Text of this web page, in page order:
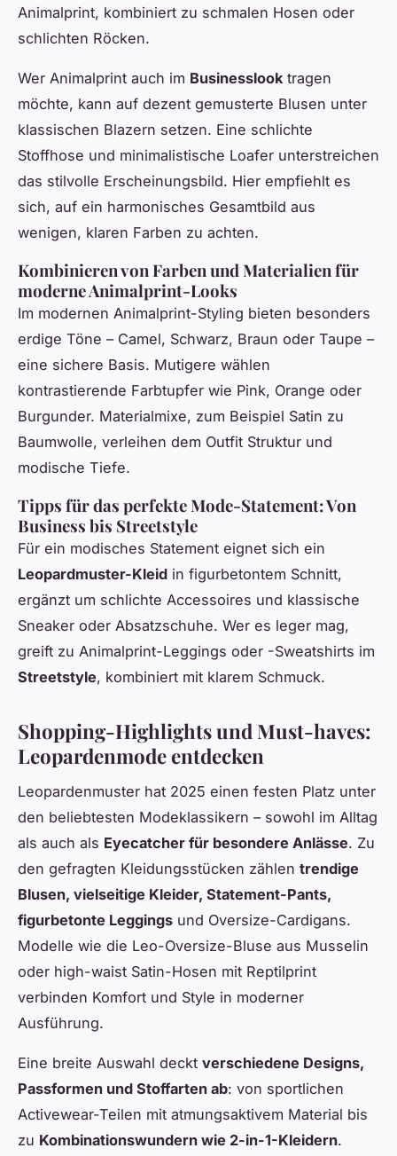
Animalprint, kombiniert zu schmalen Hosen oder
schlichten Röcken.
Wer Animalprint auch im Businesslook tragen
möchte, kann auf dezent gemusterte Blusen unter
klassischen Blazern setzen. Eine schlichte
Stoffhose und minimalistische Loafer unterstreichen
das stilvolle Erscheinungsbild. Hier empfiehlt es
sich, auf ein harmonisches Gesamtbild aus
wenigen, klaren Farben zu achten.
Kombinieren von Farben und Materialien für
moderne Animalprint-Looks
Im modernen Animalprint-Styling bieten besonders
erdige Töne – Camel, Schwarz, Braun oder Taupe –
eine sichere Basis. Mutigere wählen
kontrastierende Farbtupfer wie Pink, Orange oder
Burgunder. Materialmixe, zum Beispiel Satin zu
Baumwolle, verleihen dem Outfit Struktur und
modische Tiefe.
Tipps für das perfekte Mode-Statement: Von
Business bis Streetstyle
Für ein modisches Statement eignet sich ein
Leopardmuster-Kleid in figurbetontem Schnitt,
ergänzt um schlichte Accessoires und klassische
Sneaker oder Absatzschuhe. Wer es leger mag,
greift zu Animalprint-Leggings oder -Sweatshirts im
Streetstyle, kombiniert mit klarem Schmuck.
Shopping-Highlights und Must-haves:
Leopardenmode entdecken
Leopardenmuster hat 2025 einen festen Platz unter
den beliebtesten Modeklassikern – sowohl im Alltag
als auch als Eyecatcher für besondere Anlässe. Zu
den gefragten Kleidungsstücken zählen trendige
Blusen, vielseitige Kleider, Statement-Pants,
figurbetonte Leggings und Oversize-Cardigans.
Modelle wie die Leo-Oversize-Bluse aus Musselin
oder high-waist Satin-Hosen mit Reptilprint
verbinden Komfort und Style in moderner
Ausführung.
Eine breite Auswahl deckt verschiedene Designs,
Passformen und Stoffarten ab: von sportlichen
Activewear-Teilen mit atmungsaktivem Material bis
zu Kombinationswundern wie 2-in-1-Kleidern.